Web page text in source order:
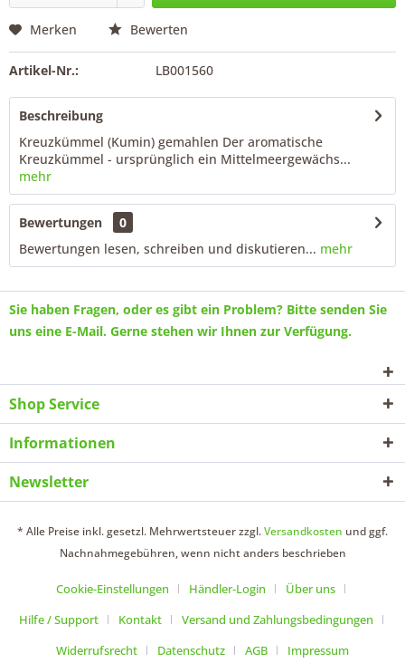
Merken Bewerten
Artikel-Nr.: LB001560
Beschreibung
Kreuzkümmel (Kumin) gemahlen Der aromatische
Kreuzkümmel - ursprünglich ein Mittelmeergewächs...
mehr
Bewertungen
0
Bewertungen lesen, schreiben und diskutieren... mehr
Sie haben Fragen, oder es gibt ein Problem? Bitte senden Sie
uns eine E-Mail. Gerne stehen wir Ihnen zur Verfügung.
Shop Service
Informationen
Newsletter
* Alle Preise inkl. gesetzl. Mehrwertsteuer zzgl.Versandkosten und ggf.
Nachnahmegebühren, wenn nicht anders beschrieben
Cookie-Einstellungen Händler-Login
Über uns
Hilfe / Support
Kontakt
Versand und Zahlungsbedingungen
Widerrufsrecht
Datenschutz AGB Impressum